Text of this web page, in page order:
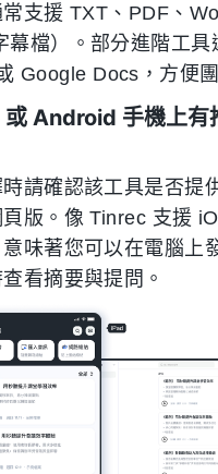
支援 TXT、PDF、
幕檔）。部分進階工具
Google Docs，方便
Android 手機上有
請確認該工具是否提
頁版。像 Tinrec 支援
味著您可以在電腦上
看摘要與提問。